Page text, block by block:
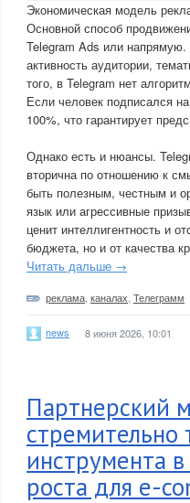
Экономическая модель
Основной способ
Telegram Ads или напрямую.
активность аудитории,
того, в Telegram нет
Если человек подписался
100%, что гарантирует
Однако есть и нюансы.
вторична по отношению к
быть полезным, честным и
язык или агрессивные
ценит интеллигентность и
бюджета, но и от качества
Читать дальше →
реклама каналах Телеграмм
news 8 июня 2026, 10:01
Партнерский
стремительно
инструмента
роста для e-